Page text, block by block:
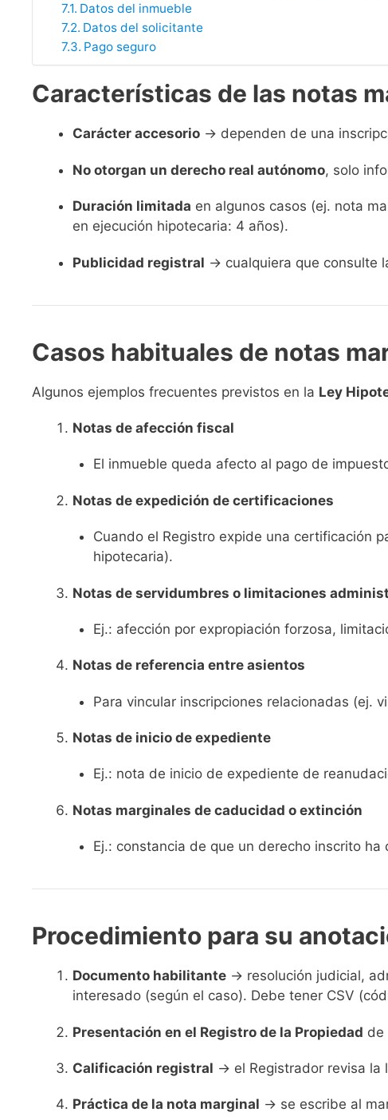
Datos del inmueble
Datos del solicitante
Pago seguro
Características de las notas
Carácter accesorio → dependen de una
No otorgan un derecho real autónomo, solo
Duración limitada en algunos casos (ej. nota
en ejecución hipotecaria: 4 años).
Publicidad registral → cualquiera que consulte
Casos habituales de notas
Algunos ejemplos frecuentes previstos en la Ley
Notas de afección fiscal
El inmueble queda afecto al pago de
Notas de expedición de certificaciones
Cuando el Registro expide una certificación
hipotecaria).
Notas de servidumbres o limitaciones
Ej.: afección por expropiación forzosa,
Notas de referencia entre asientos
Para vincular inscripciones relacionadas (ej.
Notas de inicio de expediente
Ej.: nota de inicio de expediente de
Notas marginales de caducidad o extinción
Ej.: constancia de que un derecho inscrito
Procedimiento para su
Documento habilitante → resolución judicial,
interesado (según el caso). Debe tener CSV
Presentación en el Registro de la Propiedad de
Calificación registral → el Registrador revisa la
Práctica de la nota marginal → se escribe al